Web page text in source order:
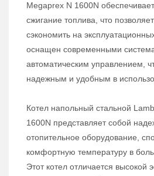
Megaprex N 1600N
сжигание топлива, что
сэкономить на
оснащен современными
автоматическим управлением,
надежным и удобным в
Котел напольный стальной
1600N представляет собой
отопительное оборудование,
комфортную температуру в
Этот котел отличается высокой